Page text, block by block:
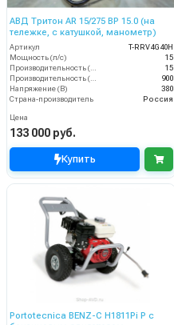
АВД Тритон AR 15/275 ВР 15.0 (на
тележке, с катушкой, манометр)
Артикул
T-RRV4G40H
Мощность (л/с)
15
15
900
Напряжение (В)
380
Страна-производитель
Россия
Цена
133 000 руб.
Купить
Portotecnica BENZ-C H1811Pi P с